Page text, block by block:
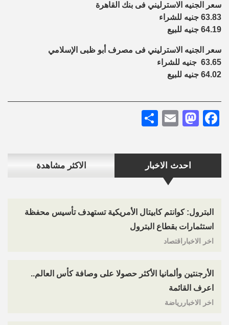
احدث الاخبار الاكثر مشاهدة
البترول: كوانتم كابيتال الأمريكية تستهدف تأسيس محفظة
استثمارات بقطاع البترول
اخر الاخباراقتصاد
الأرجنتين وألمانيا الأكثر حصولا على وصافة كأس العالم..
اعرف القائمة
اخر الاخباررياضة
سعر الجنيه الاسترليني فى بنك القاهرة
63.83 جنيه للشراء
64.19 جنيه للبيع
سعر الجنيه الاسترليني فى مصرف أبو ظبى الإسلامي
63.65 جنيه للشراء
64.02 جنيه للبيع
Facebook
Mastodon
Email